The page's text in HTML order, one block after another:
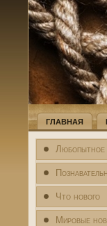
ГЛАВНАЯ
Любопытное
Что нового
Мировые